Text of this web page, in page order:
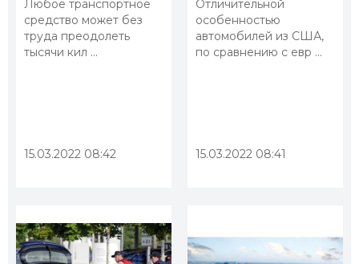
Любое транспортное
средство может без
труда преодолеть
тысячи кил ...
15.03.2022 08:42
Отличительной
особенностью
автомобилей из США,
по сравнению с евр ...
15.03.2022 08:41